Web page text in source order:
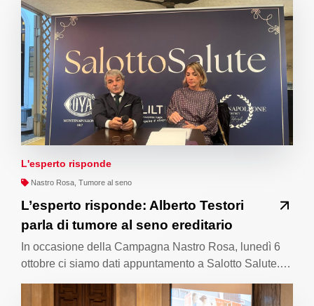
L'esperto risponde
Nastro Rosa, Tumore al seno
L’esperto risponde: Alberto Testori
parla di tumore al seno ereditario
In occasione della Campagna Nastro Rosa, lunedì 6
ottobre ci siamo dati appuntamento a Salotto Salute.…